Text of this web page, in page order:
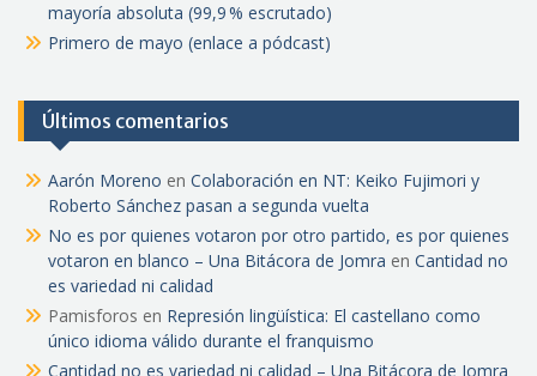
mayoría absoluta (99,9 % escrutado)
Primero de mayo (enlace a pódcast)
Últimos comentarios
Aarón Moreno en Colaboración en NT: Keiko Fujimori y
Roberto Sánchez pasan a segunda vuelta
No es por quienes votaron por otro partido, es por quienes
votaron en blanco – Una Bitácora de Jomra en Cantidad no
es variedad ni calidad
Pamisforos en Represión lingüística: El castellano como
único idioma válido durante el franquismo
Cantidad no es variedad ni calidad – Una Bitácora de Jomra